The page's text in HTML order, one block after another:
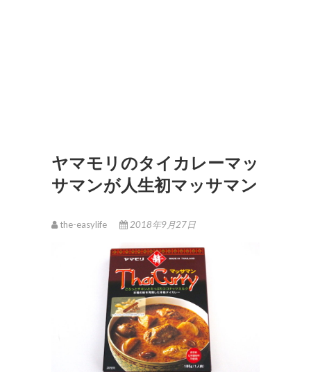
ヤマモリのタイカレーマッ
サマンが人生初マッサマン
the-easylife 2018年9月27日